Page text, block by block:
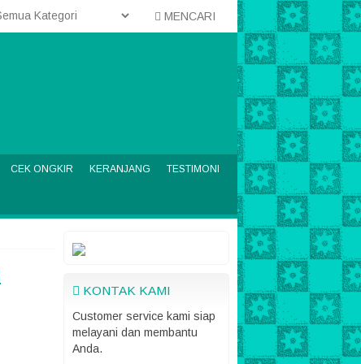
MENCARI
CEK ONGKIR KERANJANG TESTIMONI
KONTAK KAMI
Customer service kami siap
melayani dan membantu
Anda.